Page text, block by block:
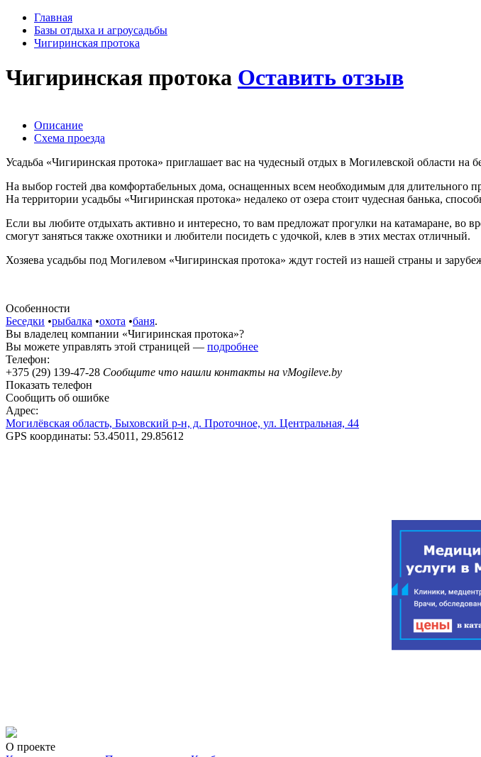
Главная
Базы отдыха и агроусадьбы
Чигиринская протока
Чигиринская протока Оставить отзыв
Описание
Схема проезда
Усадьба «Чигиринская протока» приглашает вас на чудесный отдых в Могилевской области на
На выбор гостей два комфортабельных дома, оснащенных всем необходимым для
На территории усадьбы «Чигиринская протока» недалеко от озера стоит чудесная банька,
Если вы любите отдыхать активно и интересно, то вам предложат прогулки на катамаране,
смогут заняться также охотники и любители посидеть с удочкой, клев в этих местах отличный.
Хозяева усадьбы под Могилевом «Чигиринская протока» ждут гостей из нашей страны и
Особенности
Беседки •рыбалка •охота •баня.
Вы владелец компании «Чигиринская протока»?
Вы можете управлять этой страницей — подробнее
Телефон:
+375 (29) 139-47-28 Сообщите что нашли контакты на vMogileve.by
Показать телефон
Сообщить об ошибке
Адрес:
Могилёвская область, Быховский р-н, д. Проточное, ул. Центральная, 44
GPS координаты: 53.45011, 29.85612
О проекте